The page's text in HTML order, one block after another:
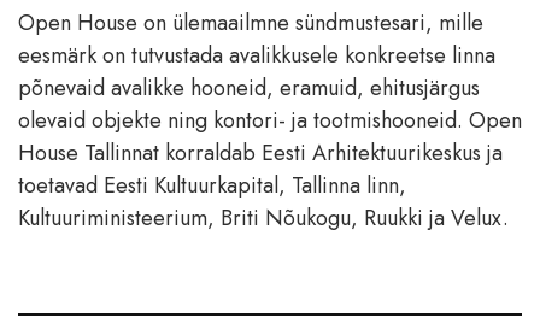
Open House on ülemaailmne sündmustesari, mille
eesmärk on tutvustada avalikkusele konkreetse linna
põnevaid avalikke hooneid, eramuid, ehitusjärgus
olevaid objekte ning kontori- ja tootmishooneid. Open
House Tallinnat korraldab Eesti Arhitektuurikeskus ja
toetavad Eesti Kultuurkapital, Tallinna linn,
Kultuuriministeerium, Briti Nõukogu, Ruukki ja Velux.